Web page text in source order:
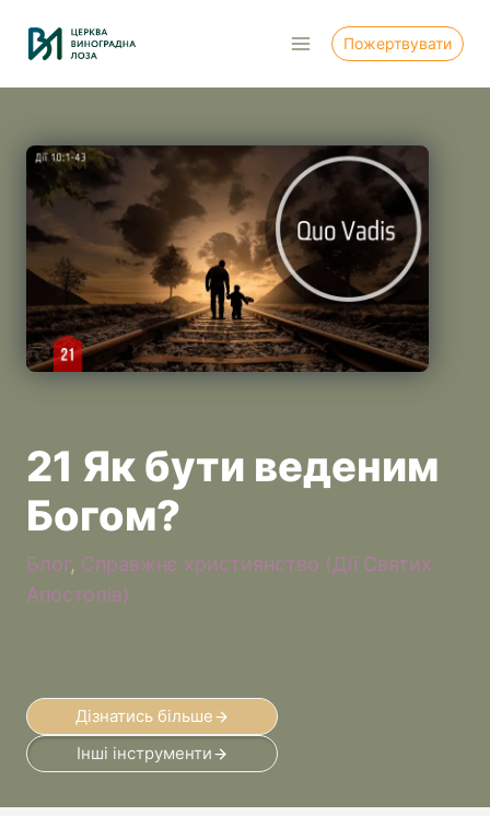
Пожертвувати
21 Як бути веденим
Богом?
Блог, Справжнє християнство (Дії Святих
Апостолів)
Дізнатись більше
Інші інструменти